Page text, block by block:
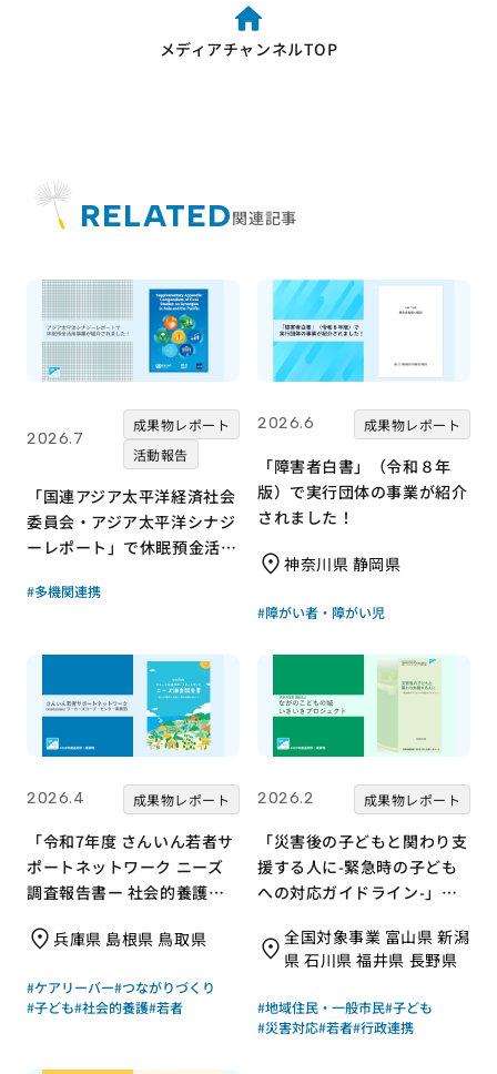
メディアチャンネルTOP
RELATED関連記事
2026.7
成果物レポート
活動報告
「国連アジア太平洋経済社会
委員会・アジア太平洋シナジ
ーレポート」で休眠預金活用
果物レポート
#多機関連携
2026.6 成果物レポート
「障害者白書」（令和８年
版）で実行団体の事業が紹介
されました！
神奈川県 静岡県
#障がい者・障がい児
2026.4 成果物レポート
「令和7年度 さんいん若者サ
ポートネットワーク ニーズ
調査報告書ー 社会的養護の
｜さんいん若者サポートネッ
ワーカーズコープ・センター
事業団）｜成果物レポート
兵庫県 島根県 鳥取県
#ケアリーバー#つながりづくり
#子ども#社会的養護#若者
2026.2 成果物レポート
「災害後の子どもと関わり支
援する人に-緊急時の子ども
への対応ガイドライン-」｜
こどもの城いきいきプロジェ
クト｜成果物レポート
全国対象事業 富山県 新潟
県 石川県 福井県 長野県
#地域住民・一般市民#子ども
#災害対応#若者#行政連携